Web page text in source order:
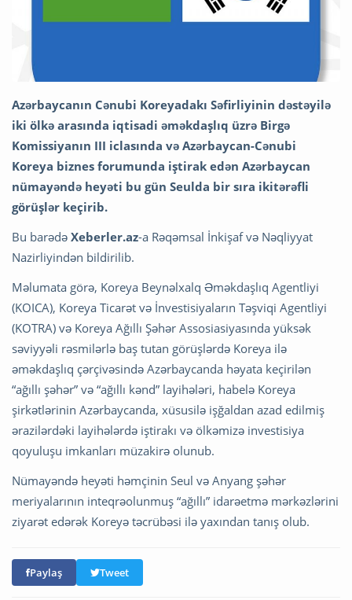
Azərbaycanın Cənubi Koreyadakı Səfirliyinin dəstəyilə
iki ölkə arasında iqtisadi əməkdaşlıq üzrə Birgə
Komissiyanın III iclasında və Azərbaycan-Cənubi
Koreya biznes forumunda iştirak edən Azərbaycan
nümayəndə heyəti bu gün Seulda bir sıra ikitərəfli
görüşlər keçirib.
Bu barədə Xeberler.az-a Rəqəmsal İnkişaf və Nəqliyyat
Nazirliyindən bildirilib.
Məlumata görə, Koreya Beynəlxalq Əməkdaşlıq Agentliyi
(KOICA), Koreya Ticarət və İnvestisiyaların Təşviqi Agentliyi
(KOTRA) və Koreya Ağıllı Şəhər Assosiasiyasında yüksək
səviyyəli rəsmilərlə baş tutan görüşlərdə Koreya ilə
əməkdaşlıq çərçivəsində Azərbaycanda həyata keçirilən
“ağıllı şəhər” və “ağıllı kənd” layihələri, habelə Koreya
şirkətlərinin Azərbaycanda, xüsusilə işğaldan azad edilmiş
ərazilərdəki layihələrdə iştirakı və ölkəmizə investisiya
qoyuluşu imkanları müzakirə olunub.
Nümayəndə heyəti həmçinin Seul və Anyang şəhər
meriyalarının inteqrəolunmuş “ağıllı” idarəetmə mərkəzlərini
ziyarət edərək Koreyə təcrübəsi ilə yaxından tanış olub.
Paylaş Tweet